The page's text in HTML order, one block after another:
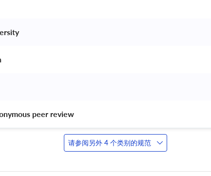
peer review
请参阅另外 4 个类别的规范